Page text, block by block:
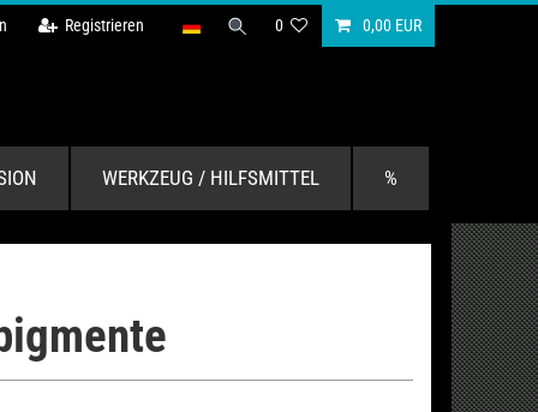
Registrieren 0 0,00 EUR
WERKZEUG / HILFSMITTEL %